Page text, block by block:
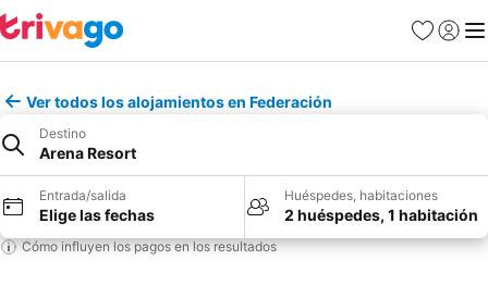
Favoritos
Iniciar
Ver todos los alojamientos en Federación
Destino
Arena Resort
Entrada/salida
Elige las fechas
Huéspedes, habitaciones
2 huéspedes, 1 habitación
Cómo influyen los pagos en los resultados